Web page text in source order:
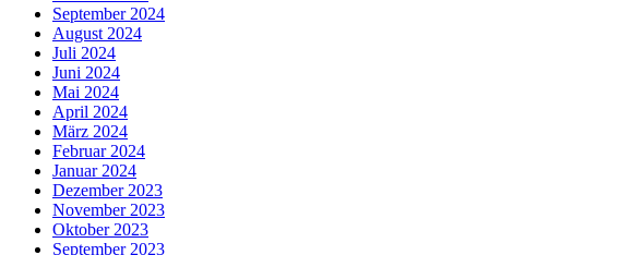
September 2024
August 2024
Juli 2024
Juni 2024
Mai 2024
April 2024
März 2024
Februar 2024
Januar 2024
Dezember 2023
November 2023
Oktober 2023
September 2023